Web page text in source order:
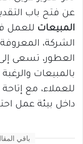
عن فتح باب
المبيعات للعمل
الشركة،
العطور، تسعى
بالمبيعات
للعملاء، مع
داخل بيئة عمل
باقي